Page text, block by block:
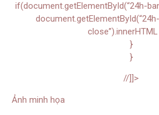
if(document.getElementById(“24h-
close”).innerHTML
}
}
//]]>
Ảnh minh họa